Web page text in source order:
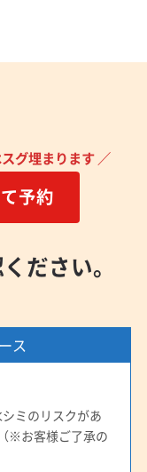
グ埋まります ／
予約
ださい。
ス
ミのリスクがあ
※お客様ご了承の